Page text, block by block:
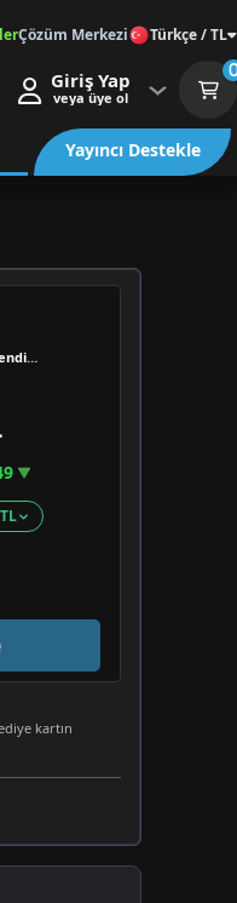
Çözüm Merkezi Türkçe / TL
Giriş Yap
veya üye ol
Yayıncı Destekle
kartın